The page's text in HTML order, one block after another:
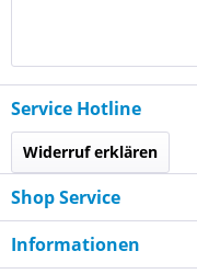
Service Hotline
Widerruf erklären
Shop Service
Informationen